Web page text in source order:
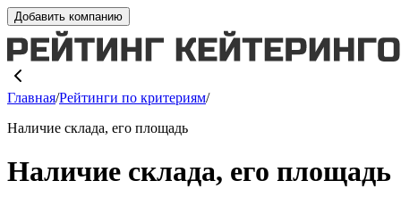
Добавить компанию
Главная/Рейтинги по критериям/
Наличие склада, его площадь
Наличие склада, его площадь